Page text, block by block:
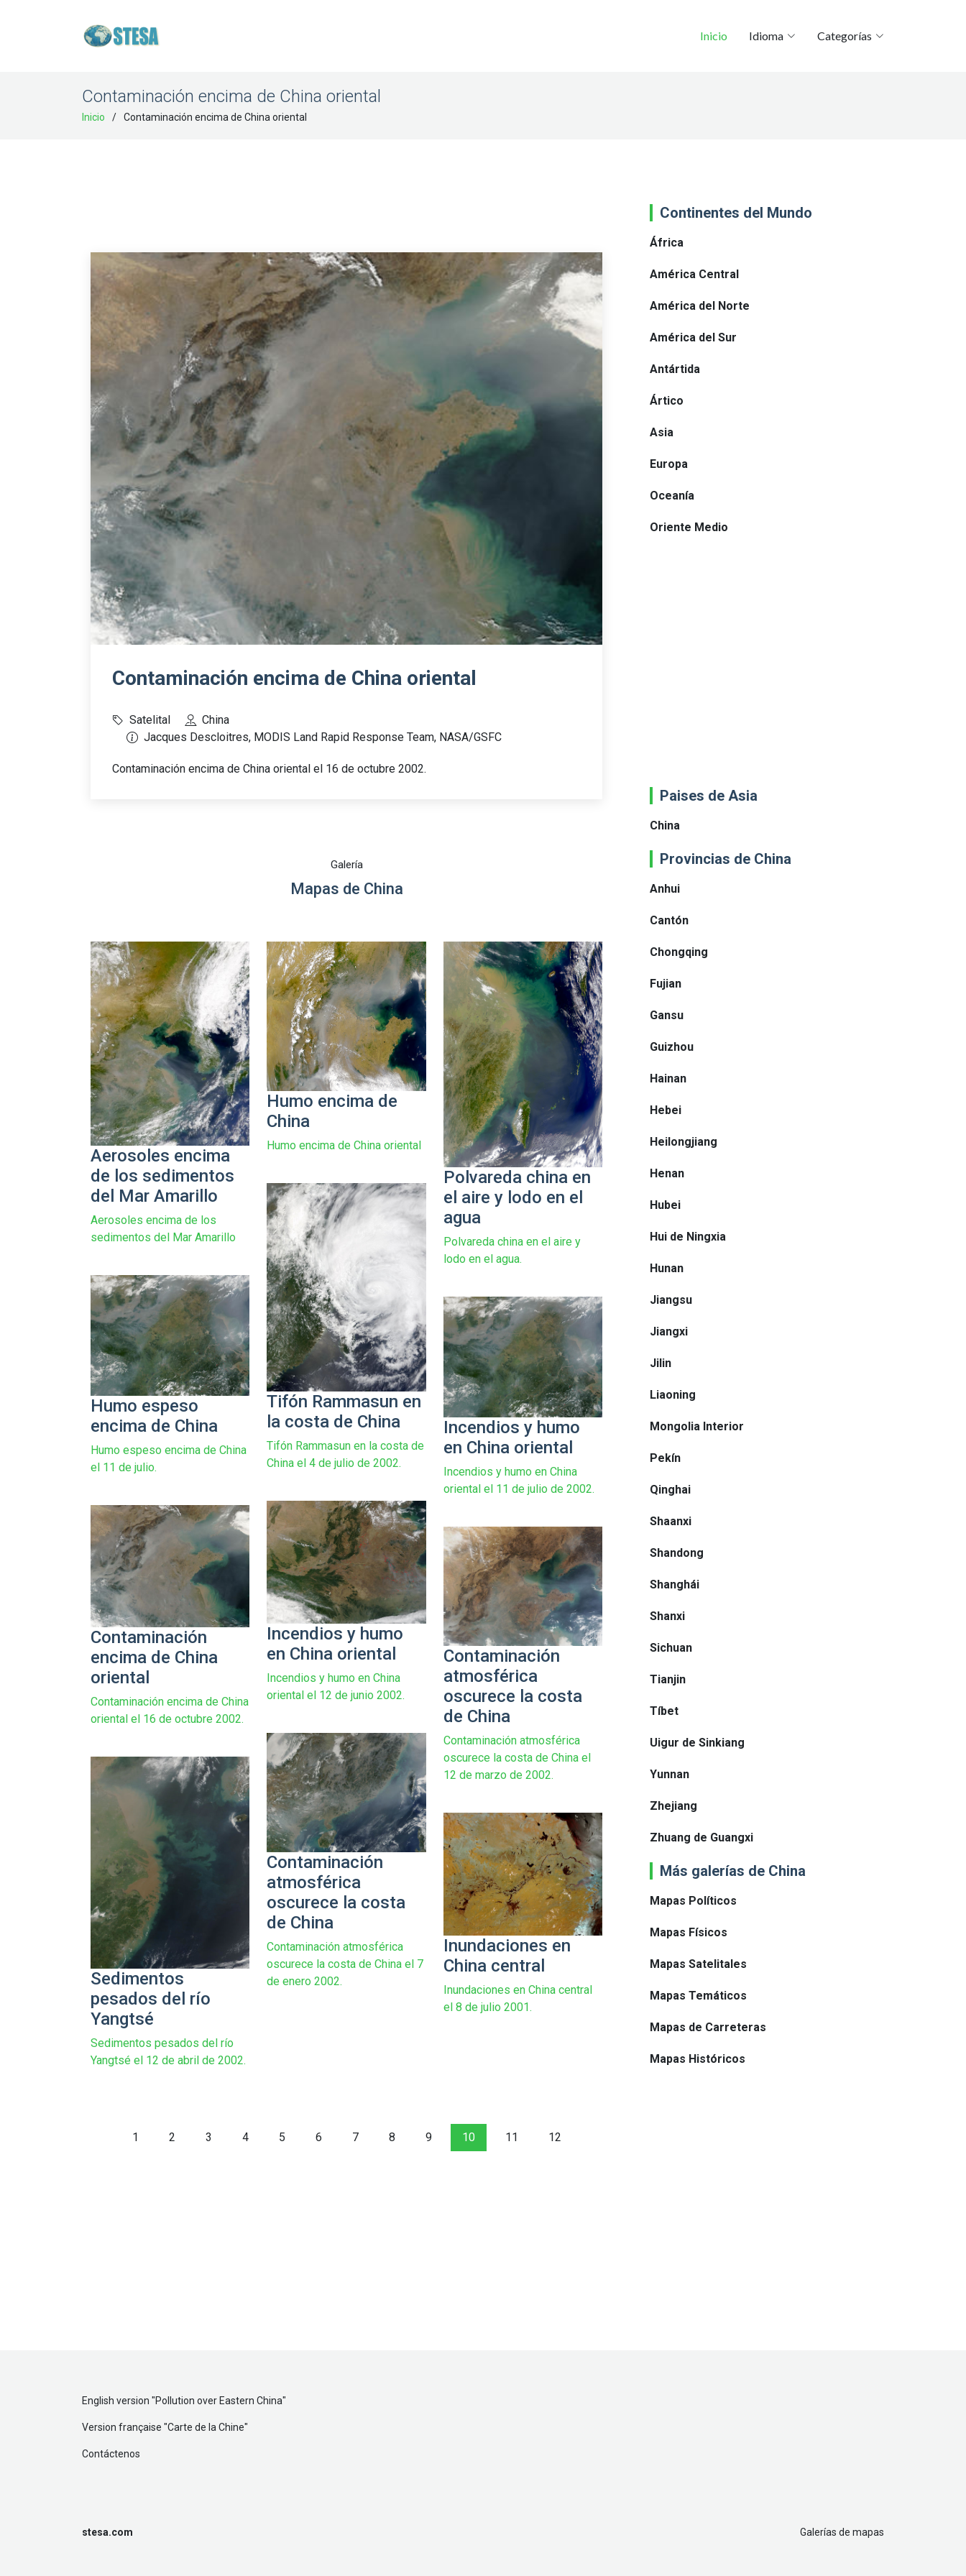
Inicio Idioma Categorías
Contaminación encima de China oriental
Inicio Contaminación encima de China oriental
Contaminación encima de China oriental
Satelital
China
Jacques Descloitres, MODIS Land Rapid Response Team, NASA/GSFC
Contaminación encima de China oriental el 16 de octubre 2002.
Galería
Mapas de China
Aerosoles encima
de los sedimentos
del Mar Amarillo
Aerosoles encima de los
sedimentos del Mar Amarillo
Humo encima de
China
Humo encima de China oriental
Polvareda china en
el aire y lodo en el
agua
Polvareda china en el aire y
lodo en el agua.
Tifón Rammasun en
la costa de China
Tifón Rammasun en la costa de
China el 4 de julio de 2002.
Humo espeso
encima de China
Humo espeso encima de China
el 11 de julio.
Incendios y humo
en China oriental
Incendios y humo en China
oriental el 11 de julio de 2002.
Incendios y humo
en China oriental
Incendios y humo en China
oriental el 12 de junio 2002.
Contaminación
encima de China
oriental
Contaminación encima de China
oriental el 16 de octubre 2002.
Contaminación
atmosférica
oscurece la costa
de China
Contaminación atmosférica
oscurece la costa de China el
12 de marzo de 2002.
Contaminación
atmosférica
oscurece la costa
de China
Contaminación atmosférica
oscurece la costa de China el 7
de enero 2002.
Sedimentos
pesados del río
Yangtsé
Sedimentos pesados del río
Yangtsé el 12 de abril de 2002.
Inundaciones en
China central
Inundaciones en China central
el 8 de julio 2001.
1 2 3 4 5 6 7 8 9 10 11 12
Continentes del Mundo
África
América Central
América del Norte
América del Sur
Antártida
Ártico
Asia
Europa
Oceanía
Oriente Medio
Paises de Asia
China
Provincias de China
Anhui
Cantón
Chongqing
Fujian
Gansu
Guizhou
Hainan
Hebei
Heilongjiang
Henan
Hubei
Hui de Ningxia
Hunan
Jiangsu
Jiangxi
Jilin
Liaoning
Mongolia Interior
Pekín
Qinghai
Shaanxi
Shandong
Shanghái
Shanxi
Sichuan
Tianjin
Tíbet
Uigur de Sinkiang
Yunnan
Zhejiang
Zhuang de Guangxi
Más galerías de China
Mapas Políticos
Mapas Físicos
Mapas Satelitales
Mapas Temáticos
Mapas de Carreteras
Mapas Históricos
English version "Pollution over Eastern China"
Version française "Carte de la Chine"
Contáctenos
stesa.com Galerías de mapas